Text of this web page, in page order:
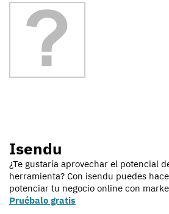
Isendu
¿Te gustaría aprovechar el potencial
herramienta? Con isendu puedes
potenciar tu negocio online con
Pruébalo gratis